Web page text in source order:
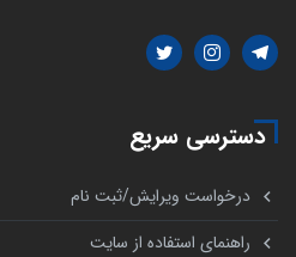
دسترسی سریع
درخواست ویرایش/ثبت نام
راهنمای استفاده از سایت